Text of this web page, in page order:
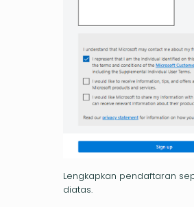
Lengkapkan pendaftaran
diatas.